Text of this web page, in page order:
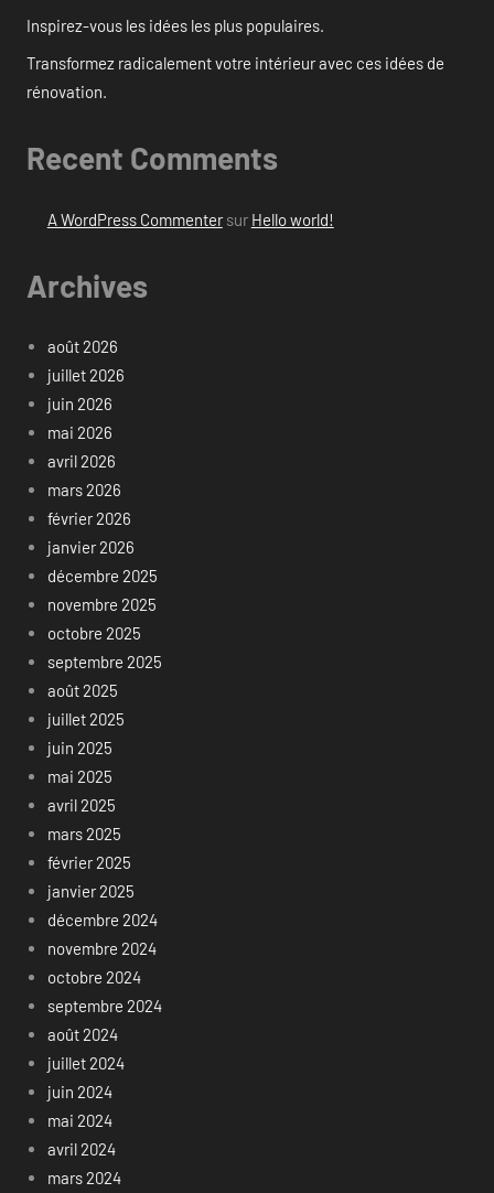
Inspirez-vous les idées les plus populaires.
Transformez radicalement votre intérieur avec ces idées de
rénovation.
Recent Comments
A WordPress Commentersur Hello world!
Archives
août 2026
juillet 2026
juin 2026
mai 2026
avril 2026
mars 2026
février 2026
janvier 2026
décembre 2025
novembre 2025
octobre 2025
septembre 2025
août 2025
juillet 2025
juin 2025
mai 2025
avril 2025
mars 2025
février 2025
janvier 2025
décembre 2024
novembre 2024
octobre 2024
septembre 2024
août 2024
juillet 2024
juin 2024
mai 2024
avril 2024
mars 2024